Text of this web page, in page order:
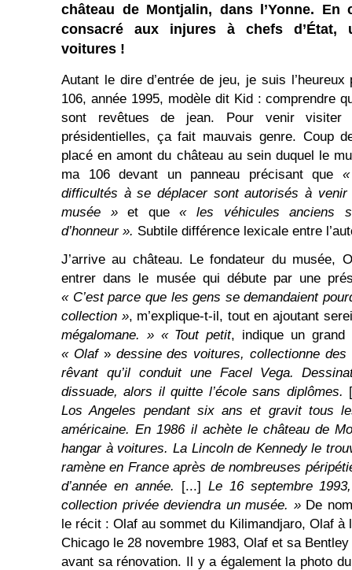
château de Montjalin, dans l’Yonne. En
consacré aux injures à chefs d’État,
voitures !
Autant le dire d’entrée de jeu, je suis l’heureux
106, année 1995, modèle dit Kid : comprendre
sont revêtues de jean. Pour venir visiter
présidentielles, ça fait mauvais genre. Coup
placé en amont du château au sein duquel le
ma 106 devant un panneau précisant que
difficultés à se déplacer sont autorisés à
musée »et que« les véhicules anciens
d’honneur ». Subtile différence lexicale entre
J’arrive au château. Le fondateur du musée,
entrer dans le musée qui débute par une
« C’est parce que les gens se demandaient
collection », m’explique-t-il, tout en ajoutant
mégalomane. » « Tout petit, indique un
« Olaf» dessine des voitures, collectionne des
rêvant qu’il conduit une Facel Vega.
dissuade, alors il quitte l’école sans diplômes.
Los Angeles pendant six ans et gravit tous
américaine. En 1986 il achète le château de
hangar à voitures. La Lincoln de Kennedy le
ramène en France après de nombreuses
d’année en année. [...] Le 16 septembre
collection privée deviendra un musée. » De
le récit : Olaf au sommet du Kilimandjaro, Olaf à
Chicago le 28 novembre 1983, Olaf et sa
avant sa rénovation. Il y a également la photo